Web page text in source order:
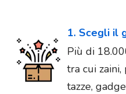
1. Scegli il
Più di
tra cui zaini,
tazze,